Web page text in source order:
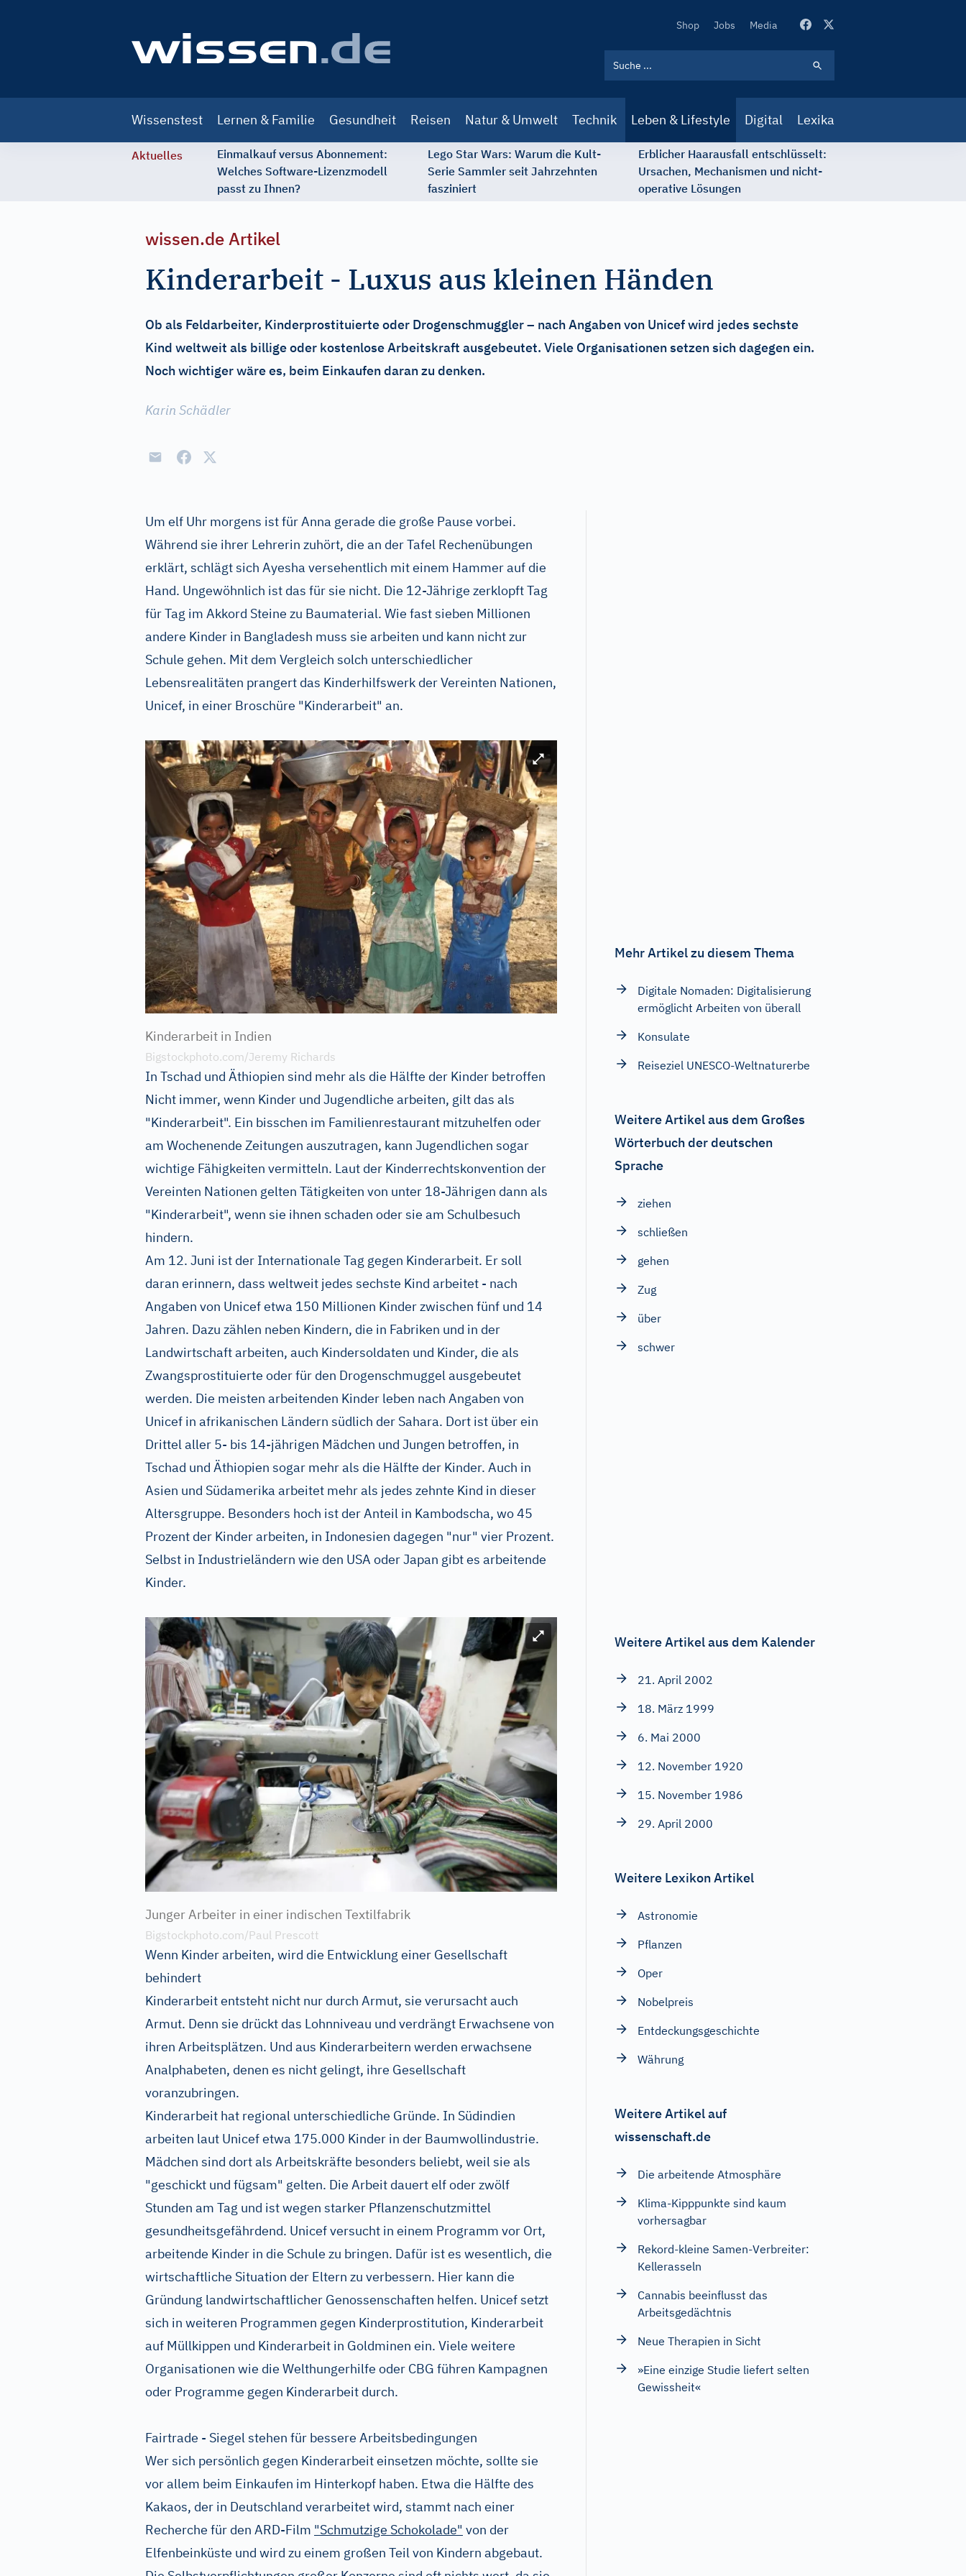
Secondary
Shop Jobs Media
navigation
Wissenstest Lernen & Familie Gesundheit Reisen Natur & Umwelt Technik Leben & Lifestyle Digital Lexika
Aktuelles
Einmalkauf versus Abonnement:
Welches Software-Lizenzmodell
passt zu Ihnen?
Lego Star Wars: Warum die Kult-
Serie Sammler seit Jahrzehnten
fasziniert
Erblicher Haarausfall entschlüsselt:
Ursachen, Mechanismen und nicht-
operative Lösungen
wissen.de Artikel
Kinderarbeit - Luxus aus kleinen Händen
Ob als Feldarbeiter, Kinderprostituierte oder Drogenschmuggler – nach Angaben von Unicef wird jedes sechste
Kind weltweit als billige oder kostenlose Arbeitskraft ausgebeutet. Viele Organisationen setzen sich dagegen ein.
Noch wichtiger wäre es, beim Einkaufen daran zu denken.
Karin Schädler
Um elf Uhr morgens ist für Anna gerade die große Pause vorbei.
Während sie ihrer Lehrerin zuhört, die an der Tafel Rechenübungen
erklärt, schlägt sich Ayesha versehentlich mit einem Hammer auf die
Hand. Ungewöhnlich ist das für sie nicht. Die 12-Jährige zerklopft Tag
für Tag im Akkord Steine zu Baumaterial. Wie fast sieben Millionen
andere Kinder in Bangladesh muss sie arbeiten und kann nicht zur
Schule gehen. Mit dem Vergleich solch unterschiedlicher
Lebensrealitäten prangert das Kinderhilfswerk der Vereinten Nationen,
Unicef, in einer Broschüre "Kinderarbeit" an.
Bild vergrößern
Kinderarbeit in Indien
Bigstockphoto.com/Jeremy Richards
In Tschad und Äthiopien sind mehr als die Hälfte der Kinder betroffen
Nicht immer, wenn Kinder und Jugendliche arbeiten, gilt das als
"Kinderarbeit". Ein bisschen im Familienrestaurant mitzuhelfen oder
am Wochenende Zeitungen auszutragen, kann Jugendlichen sogar
wichtige Fähigkeiten vermitteln. Laut der Kinderrechtskonvention der
Vereinten Nationen gelten Tätigkeiten von unter 18-Jährigen dann als
"Kinderarbeit", wenn sie ihnen schaden oder sie am Schulbesuch
hindern.
Am 12. Juni ist der Internationale Tag gegen Kinderarbeit. Er soll
daran erinnern, dass weltweit jedes sechste Kind arbeitet - nach
Angaben von Unicef etwa 150 Millionen Kinder zwischen fünf und 14
Jahren. Dazu zählen neben Kindern, die in Fabriken und in der
Landwirtschaft arbeiten, auch Kindersoldaten und Kinder, die als
Zwangsprostituierte oder für den Drogenschmuggel ausgebeutet
werden. Die meisten arbeitenden Kinder leben nach Angaben von
Unicef in afrikanischen Ländern südlich der Sahara. Dort ist über ein
Drittel aller 5- bis 14-jährigen Mädchen und Jungen betroffen, in
Tschad und Äthiopien sogar mehr als die Hälfte der Kinder. Auch in
Asien und Südamerika arbeitet mehr als jedes zehnte Kind in dieser
Altersgruppe. Besonders hoch ist der Anteil in Kambodscha, wo 45
Prozent der Kinder arbeiten, in Indonesien dagegen "nur" vier Prozent.
Selbst in Industrieländern wie den USA oder Japan gibt es arbeitende
Kinder.
Bild vergrößern
Junger Arbeiter in einer indischen Textilfabrik
Bigstockphoto.com/Paul Prescott
Wenn Kinder arbeiten, wird die Entwicklung einer Gesellschaft
behindert
Kinderarbeit entsteht nicht nur durch Armut, sie verursacht auch
Armut. Denn sie drückt das Lohnniveau und verdrängt Erwachsene von
ihren Arbeitsplätzen. Und aus Kinderarbeitern werden erwachsene
Analphabeten, denen es nicht gelingt, ihre Gesellschaft
voranzubringen.
Kinderarbeit hat regional unterschiedliche Gründe. In Südindien
arbeiten laut Unicef etwa 175.000 Kinder in der Baumwollindustrie.
Mädchen sind dort als Arbeitskräfte besonders beliebt, weil sie als
"geschickt und fügsam" gelten. Die Arbeit dauert elf oder zwölf
Stunden am Tag und ist wegen starker Pflanzenschutzmittel
gesundheitsgefährdend. Unicef versucht in einem Programm vor Ort,
arbeitende Kinder in die Schule zu bringen. Dafür ist es wesentlich, die
wirtschaftliche Situation der Eltern zu verbessern. Hier kann die
Gründung landwirtschaftlicher Genossenschaften helfen. Unicef setzt
sich in weiteren Programmen gegen Kinderprostitution, Kinderarbeit
auf Müllkippen und Kinderarbeit in Goldminen ein. Viele weitere
Organisationen wie die Welthungerhilfe oder CBG führen Kampagnen
oder Programme gegen Kinderarbeit durch.
Fairtrade - Siegel stehen für bessere Arbeitsbedingungen
Wer sich persönlich gegen Kinderarbeit einsetzen möchte, sollte sie
vor allem beim Einkaufen im Hinterkopf haben. Etwa die Hälfte des
Kakaos, der in Deutschland verarbeitet wird, stammt nach einer
Recherche für den ARD-Film "Schmutzige Schokolade" von der
Elfenbeinküste und wird zu einem großen Teil von Kindern abgebaut.
Mehr Artikel zu diesem Thema
Digitale Nomaden: Digitalisierung
ermöglicht Arbeiten von überall
Konsulate
Reiseziel UNESCO-Weltnaturerbe
Weitere Artikel aus dem Großes
Wörterbuch der deutschen
Sprache
ziehen
schließen
gehen
Zug
über
schwer
Weitere Artikel aus dem Kalender
21. April 2002
18. März 1999
6. Mai 2000
12. November 1920
15. November 1986
29. April 2000
Weitere Lexikon Artikel
Astronomie
Pflanzen
Oper
Nobelpreis
Entdeckungsgeschichte
Währung
Weitere Artikel auf
wissenschaft.de
Die arbeitende Atmosphäre
Klima-Kipppunkte sind kaum
vorhersagbar
Rekord-kleine Samen-Verbreiter:
Kellerasseln
Cannabis beeinflusst das
Arbeitsgedächtnis
Neue Therapien in Sicht
»Eine einzige Studie liefert selten
Gewissheit«